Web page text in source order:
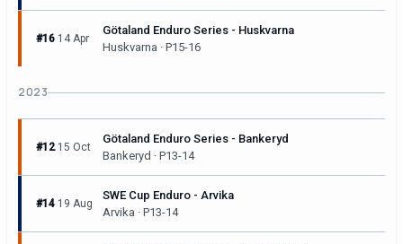
#16 14 Apr
Götaland Enduro Series - Huskvarna
Huskvarna · P15-16
2023
#12 15 Oct
Götaland Enduro Series - Bankeryd
Bankeryd · P13-14
#14 19 Aug
SWE Cup Enduro - Arvika
Arvika · P13-14